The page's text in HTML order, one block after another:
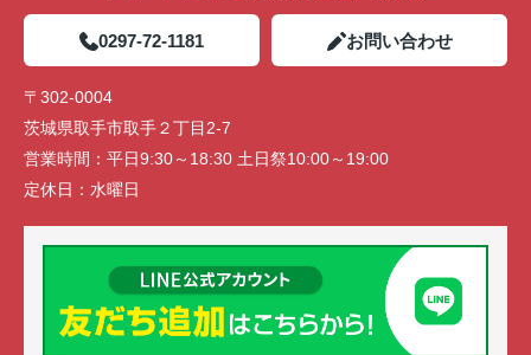
0297-72-1181 お問い合わせ
〒302-0004
茨城県取手市取手２丁目2-7
営業時間： 平日9:30～18:30 土日祭10:00～19:00
定休日： 水曜日